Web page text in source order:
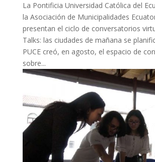
La Pontificia Universidad Católica del
la Asociación de Municipalidades
presentan el ciclo de conversatorios
Talks: las ciudades de mañana se
PUCE creó, en agosto, el espacio de
sobre...